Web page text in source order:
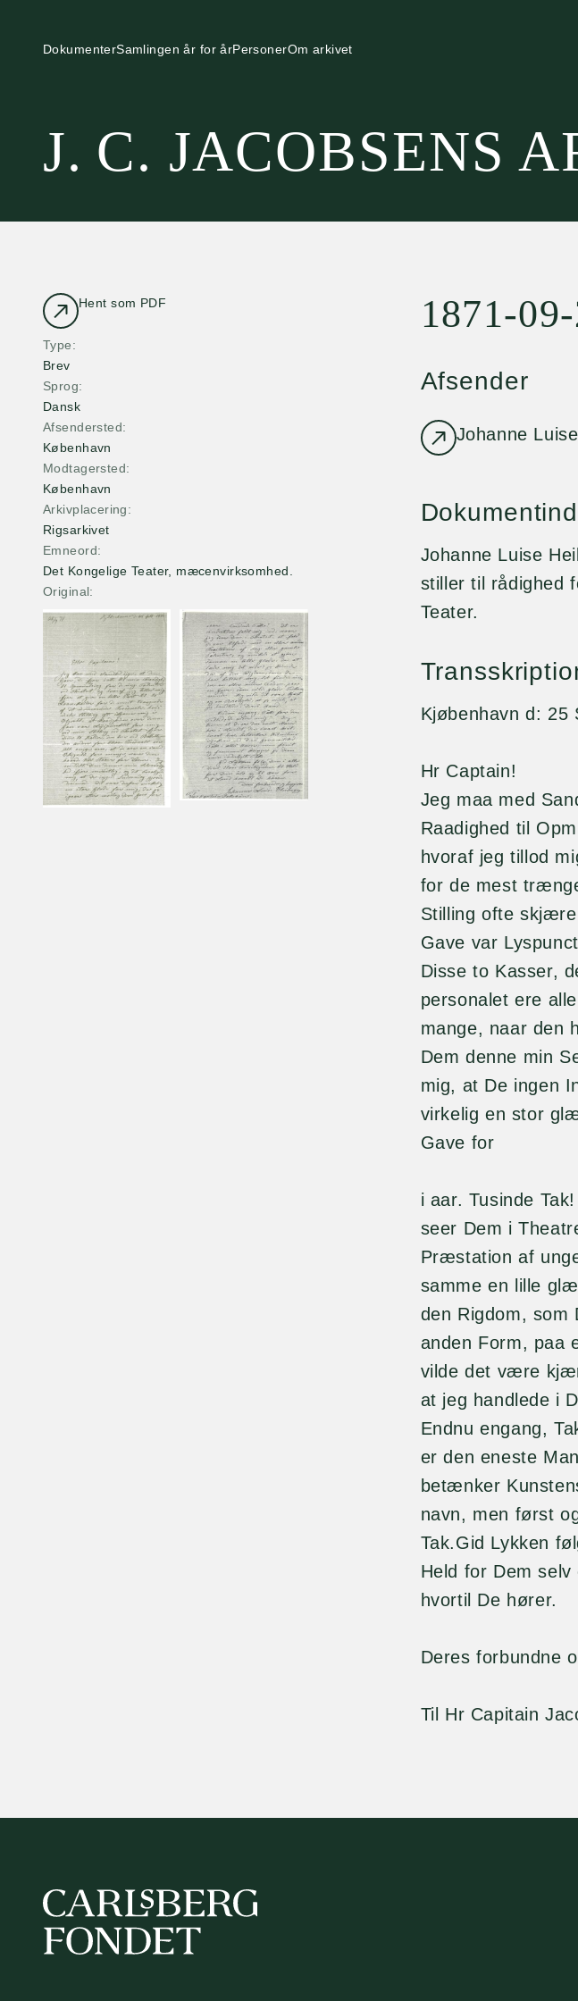
DokumenterSamlingen år for årPersonerOm arkivet
J. C. JACOBSENS
Hent som PDF
Type
Brev
Sprog
Dansk
Afsendersted
København
Modtagersted
København
Arkivplacering
Rigsarkivet
Emneord
Det Kongelige Teater, mæcenvirksomhed.
Original
1871-
Afsender
Johanne
Johanne Luise
stiller til rådighed
Teater.
Kjøbenhavn d: 25
Hr Captain!
Jeg maa med
Raadighed til
hvoraf jeg tillod
for de mest
Stilling ofte
Gave var
Disse to Kasser,
personalet ere
mange, naar den
Dem denne min
mig, at De ingen
virkelig en stor
Gave for
i aar. Tusinde
seer Dem i
Præstation af
samme en lille
den Rigdom, som
anden Form, paa
vilde det være
at jeg handlede i
Endnu engang,
er den eneste
betænker
navn, men først
Tak.Gid Lykken
Held for Dem
hvortil De hører.
Deres forbundne
Til Hr Capitain